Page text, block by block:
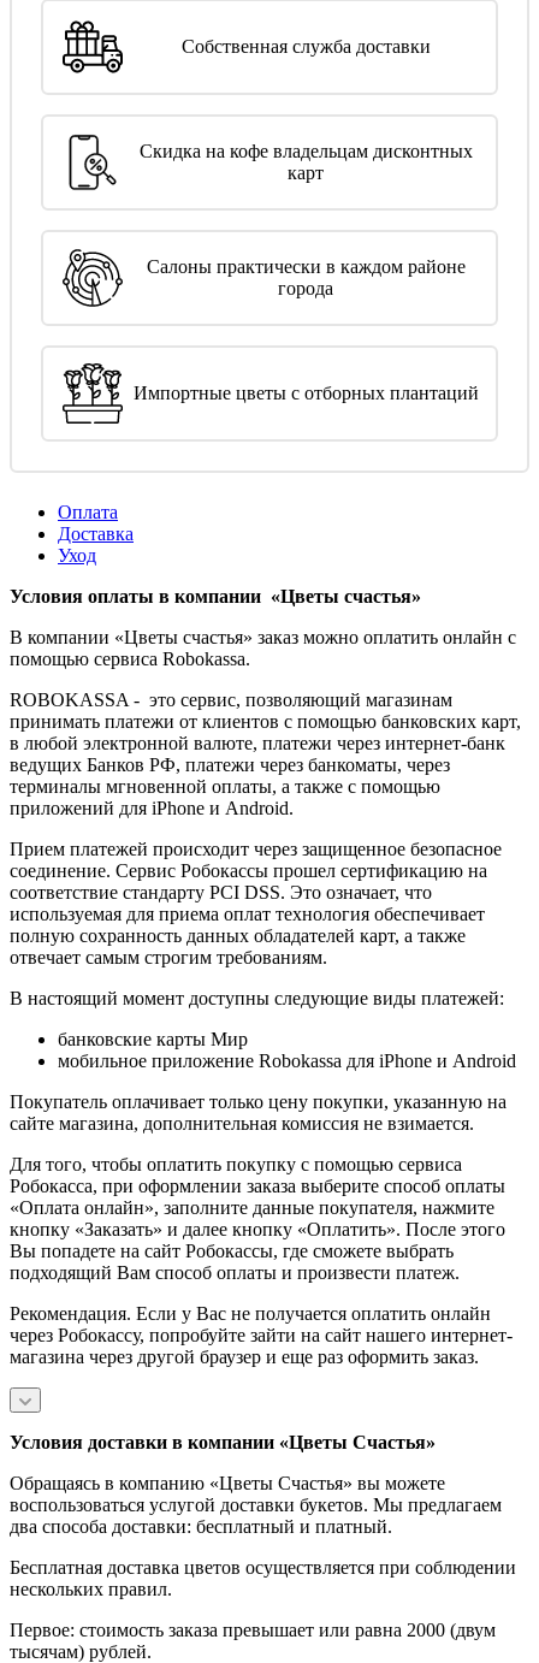
Собственная служба доставки
Скидка на кофе владельцам дисконтных
карт
Салоны практически в каждом районе
города
Импортные цветы с отборных плантаций
Оплата
Доставка
Уход
Условия оплаты в компании «Цветы счастья»
В компании «Цветы счастья» заказ можно оплатить онлайн с
помощью сервиса Robokassa.
ROBOKASSA - это сервис, позволяющий магазинам
принимать платежи от клиентов с помощью банковских карт,
в любой электронной валюте, платежи через интернет-банк
ведущих Банков РФ, платежи через банкоматы, через
терминалы мгновенной оплаты, а также с помощью
приложений для iPhone и Android.
Прием платежей происходит через защищенное безопасное
соединение. Сервис Робокассы прошел сертификацию на
соответствие стандарту PCI DSS. Это означает, что
используемая для приема оплат технология обеспечивает
полную сохранность данных обладателей карт, а также
отвечает самым строгим требованиям.
В настоящий момент доступны следующие виды платежей:
банковские карты Мир
мобильное приложение Robokassa для iPhone и Android
Покупатель оплачивает только цену покупки, указанную на
сайте магазина, дополнительная комиссия не взимается.
Для того, чтобы оплатить покупку с помощью сервиса
Робокасса, при оформлении заказа выберите способ оплаты
«Оплата онлайн», заполните данные покупателя, нажмите
кнопку «Заказать» и далее кнопку «Оплатить». После этого
Вы попадете на сайт Робокассы, где сможете выбрать
подходящий Вам способ оплаты и произвести платеж.
Рекомендация. Если у Вас не получается оплатить онлайн
через Робокассу, попробуйте зайти на сайт нашего интернет-
магазина через другой браузер и еще раз оформить заказ.
Условия доставки в компании «Цветы Счастья»
Обращаясь в компанию «Цветы Счастья» вы можете
воспользоваться услугой доставки букетов. Мы предлагаем
два способа доставки: бесплатный и платный.
Бесплатная доставка цветов осуществляется при соблюдении
нескольких правил.
Первое: стоимость заказа превышает или равна 2000 (двум
тысячам) рублей.